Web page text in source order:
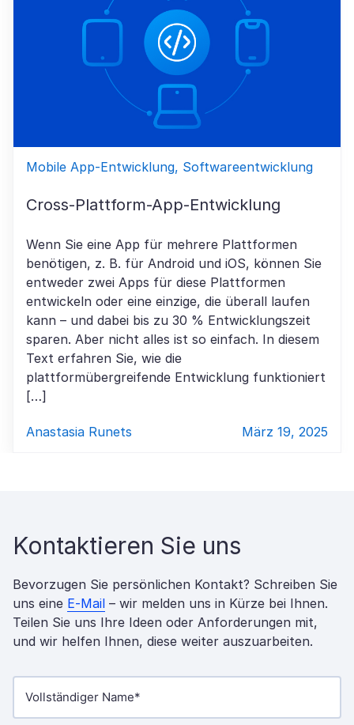
Mobile App-Entwicklung, Softwareentwicklung
Cross-Plattform-App-Entwicklung​
Wenn Sie eine App für mehrere Plattformen
benötigen, z. B. für Android und iOS, können Sie
entweder zwei Apps für diese Plattformen
entwickeln oder eine einzige, die überall laufen
kann – und dabei bis zu 30 % Entwicklungszeit
sparen. Aber nicht alles ist so einfach. In diesem
Text erfahren Sie, wie die
plattformübergreifende Entwicklung funktioniert
[…]
Anastasia Runets März 19, 2025
Kontaktieren Sie uns
Bevorzugen Sie persönlichen Kontakt? Schreiben Sie
uns eine E-Mail – wir melden uns in Kürze bei Ihnen.
Teilen Sie uns Ihre Ideen oder Anforderungen mit,
und wir helfen Ihnen, diese weiter auszuarbeiten.